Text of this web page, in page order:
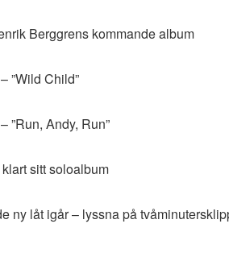
Berggrens kommande album
”Wild Child”
”Run, Andy, Run”
sitt soloalbum
ny låt igår – lyssna på